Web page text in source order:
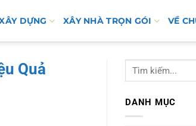
DỰNG XÂY NHÀ TRỌN GÓI VỀ
Quả
DANH MỤC